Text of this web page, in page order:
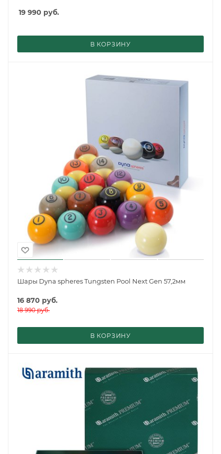
19 990 руб.
В КОРЗИНУ
Шары Dyna spheres Tungsten Pool Next Gen 57,2мм
16 870 руб.
18 990руб.
В КОРЗИНУ